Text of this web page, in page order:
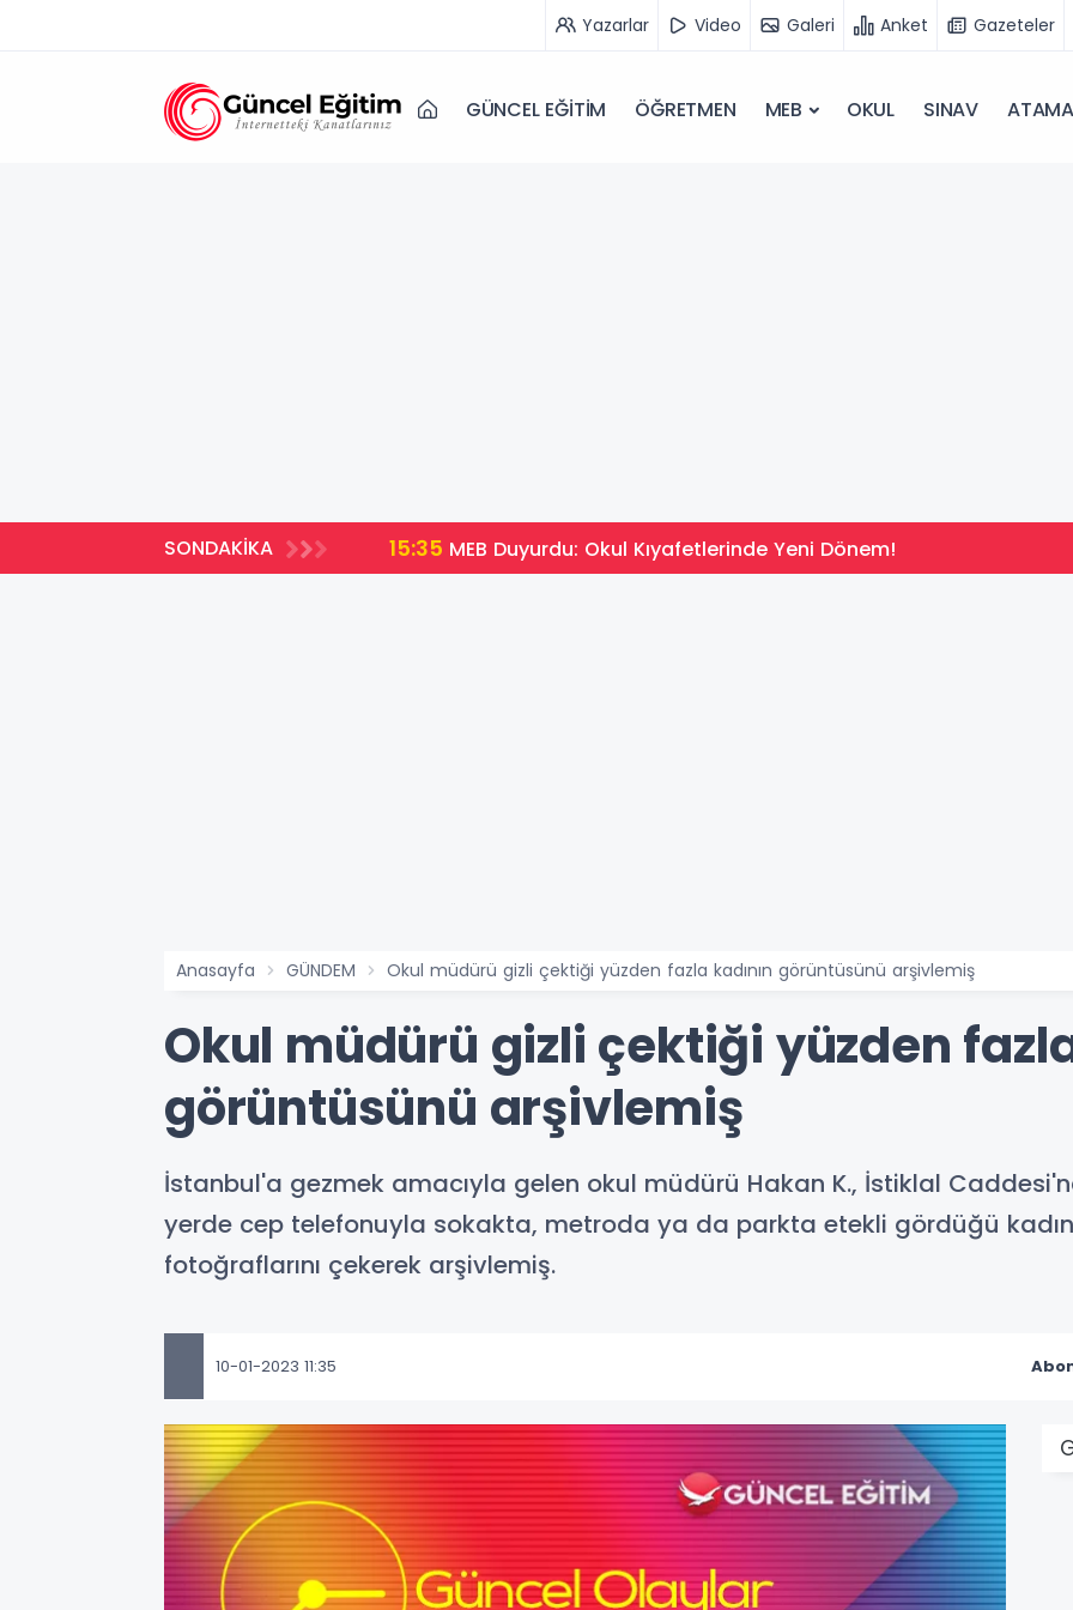
Yazarlar Video Galeri Anket Gazeteler
GÜNCEL EĞİTİM ÖĞRETMEN MEB OKUL SINAV ATAMA
SONDAKİKA 15:35 MEB Duyurdu: Okul Kıyafetlerinde Yeni Dönem!
Anasayfa GÜNDEM Okul müdürü gizli çektiği yüzden fazla kadının görüntüsünü arşivlemiş
Okul müdürü gizli çektiği yüzden
görüntüsünü arşivlemiş
İstanbul'a gezmek amacıyla gelen okul müdürü Hakan K., İstiklal
yerde cep telefonuyla sokakta, metroda ya da parkta etekli gördüğü
fotoğraflarını çekerek arşivlemiş.
10-01-2023 11:35